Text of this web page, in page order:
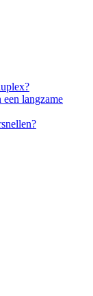
langzame